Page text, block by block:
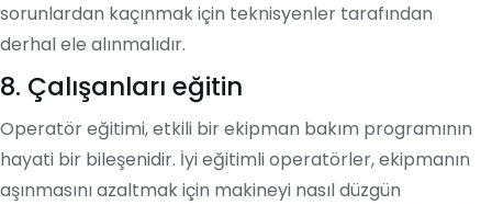
sorunlardan kaçınmak için teknisyenler tarafından
derhal ele alınmalıdır.
8. Çalışanları eğitin
Operatör eğitimi, etkili bir ekipman bakım programının
hayati bir bileşenidir. İyi eğitimli operatörler, ekipmanın
aşınmasını azaltmak için makineyi nasıl düzgün